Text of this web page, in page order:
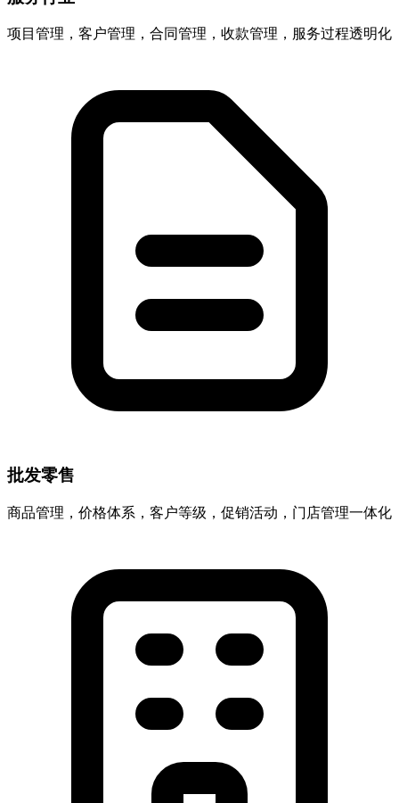
项目管理，客户管理，合同管理，收款管理，服务过程透明化
批发零售
商品管理，价格体系，客户等级，促销活动，门店管理一体化